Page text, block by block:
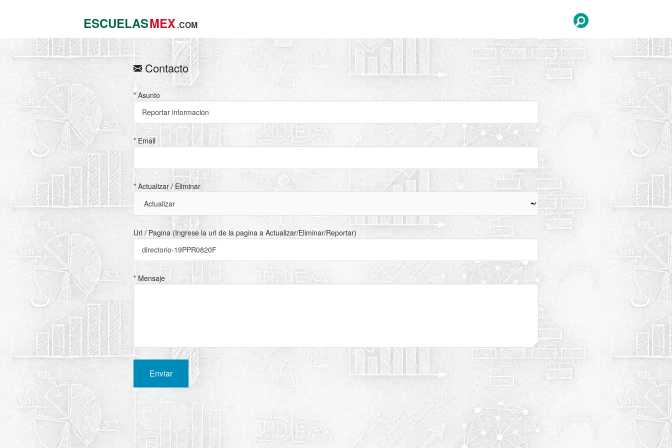
ESCUELASMEX.COM
Contacto
* Asunto
* Email
* Actualizar / Eliminar
Url / Pagina (Ingrese la url de la pagina a Actualizar/Eliminar/Reportar)
* Mensaje
Enviar